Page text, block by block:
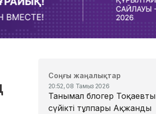
Соңғы жаңалықтар
20:52, 08 Тамыз 2026
Танымал блогер Тоқаевтың
сүйікті тұлпары Ақжанды